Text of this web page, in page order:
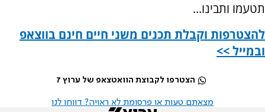
תטעמו ותבינו...
להצטרפות וקבלת תכנים משני חיים חינם בווצאפ
ובמייל >>
הצטרפו לקבוצת הוואטצאפ של ערוץ 7
מצאתם טעות או פרסומת לא ראויה? דווחו לנו